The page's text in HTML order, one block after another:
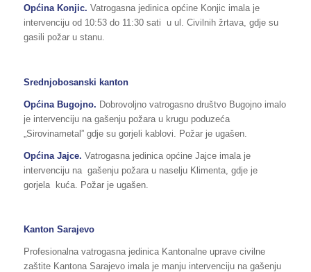
Općina Konjic. Vatrogasna jedinica općine Konjic imala je
intervenciju od 10:53 do 11:30 sati u ul. Civilnih žrtava, gdje su
gasili požar u stanu.
Srednjobosanski kanton
Općina Bugojno. Dobrovoljno vatrogasno društvo Bugojno imalo
je intervenciju na gašenju požara u krugu poduzeća
„Sirovinametal” gdje su gorjeli kablovi. Požar je ugašen.
Općina Jajce. Vatrogasna jedinica općine Jajce imala je
intervenciju na gašenju požara u naselju Klimenta, gdje je
gorjela kuća. Požar je ugašen.
Kanton Sarajevo
Profesionalna vatrogasna jedinica Kantonalne uprave civilne
zaštite Kantona Sarajevo imala je manju intervenciju na gašenju